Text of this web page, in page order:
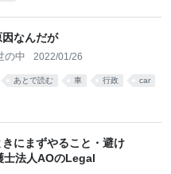
因なんだが
の中 2022/01/26
あとで読む 車 行政 car
きにまずやること・避け
士法人AOのLegal